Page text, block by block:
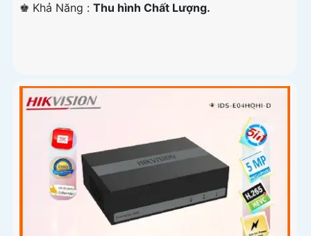
️♚ Khả Năng : Thu hình Chất Lượng.